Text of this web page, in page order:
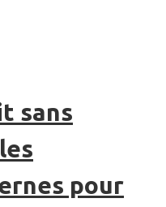
sans
pour